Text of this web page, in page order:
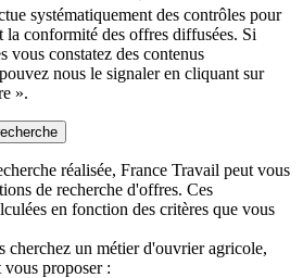
systématiquement des contrôles pour
la conformité des offres diffusées. Si
vous constatez des contenus
nous le signaler en cliquant sur
».
réalisée, France Travail peut vous
de recherche d'offres. Ces
en fonction des critères que vous
cherchez un métier d'ouvrier agricole,
proposer :